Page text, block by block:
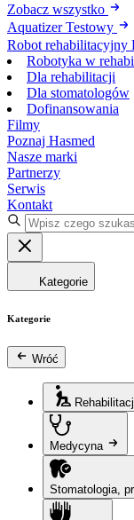
Zobacz wszystko
Aquatizer Testowy
Robot
Robotyka w
Dla rehabilitacji
Dla stomatologów
Dofinansowania
Filmy
Poznaj Hasmed
Nasze marki
Partnerzy
Serwis
Kontakt
Kategorie
Kategorie
Wróć
Medycyna
Stomatologia,